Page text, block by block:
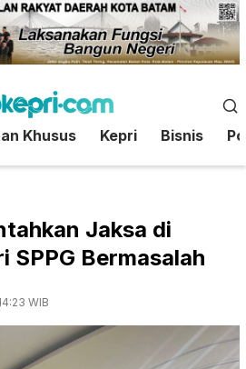
Khusus Kepri Bisnis
Jaksa di
SPPG Bermasalah
WIB